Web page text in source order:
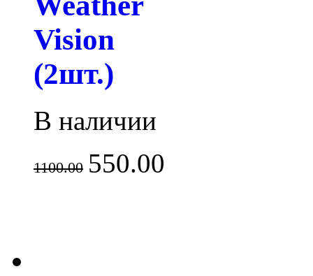
Vision
(2шт.)
В наличии
1100.00 550.00